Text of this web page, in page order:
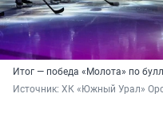
Итог — победа «Молота» по
Источник: ХК «Южный Урал»